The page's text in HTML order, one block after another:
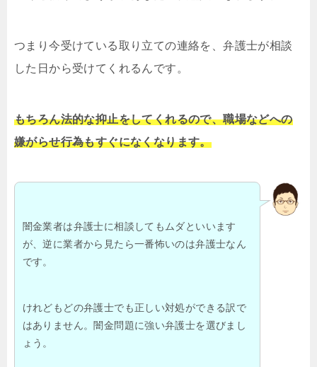
つまり今受けている取り立ての連絡を、弁護士が相談
した日から受けてくれるんです。
もちろん法的な抑止をしてくれるので、職場などへの
嫌がらせ行為もすぐになくなります。
闇金業者は弁護士に相談してもムダといいます
が、逆に業者から見たら一番怖いのは弁護士なん
です。
けれどもどの弁護士でも正しい対処ができる訳で
はありません。闇金問題に強い弁護士を選びまし
ょう。